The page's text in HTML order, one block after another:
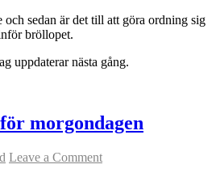
sedan är det till att göra ordning sig
bröllopet.
uppdaterar nästa gång.
morgondagen
Leave a Comment